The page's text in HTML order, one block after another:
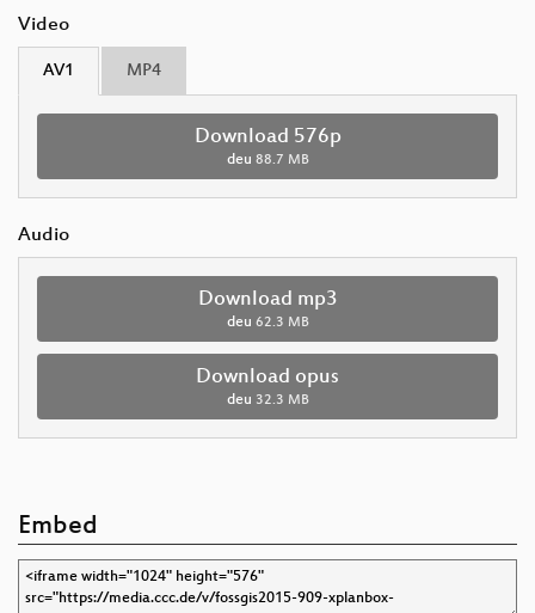
Video
AV1 MP4
Download 576p
deu 88.7 MB
Audio
Download mp3
deu 62.3 MB
Download opus
deu 32.3 MB
Embed